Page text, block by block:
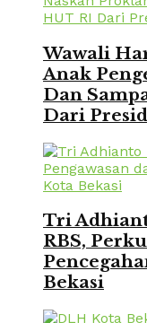
Wawali
Anak
Dan
Dari
Tri
RBS,
Bekasi